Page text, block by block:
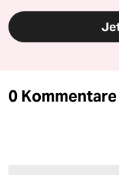
0 Kommentare